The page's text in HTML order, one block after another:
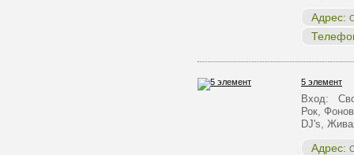
Адрес:
5 элемент
Вход:
Рок,
DJ's,
Адрес: